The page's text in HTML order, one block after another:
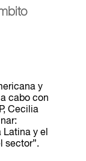
y
cabo con
Cecilia
y el
sector”.